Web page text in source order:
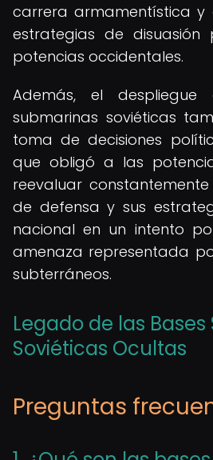
carrera armamentística
estrategias de
potencias occidentales.
Además, el
submarinas soviéticas
toma de decisiones
que obligó a las
reevaluar
de defensa y sus
nacional en un intento
amenaza representada
subterráneos.
Legado de las
Soviéticas Ocultas
Preguntas